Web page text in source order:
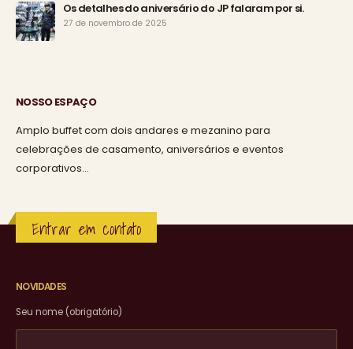
Os detalhes do aniversário do JP falaram por si.
27 de novembro de 2025
NOSSO ESPAÇO
Amplo buffet com dois andares e mezanino para
celebrações de casamento, aniversários e eventos
corporativos…
Entrar em contato
NOVIDADES
Seu nome (obrigatório)